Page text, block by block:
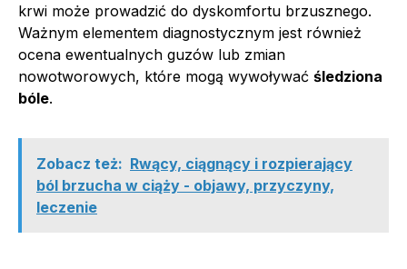
krwi może prowadzić do dyskomfortu brzusznego.
Ważnym elementem diagnostycznym jest również
ocena ewentualnych guzów lub zmian
nowotworowych, które mogą wywoływać śledziona
bóle.
Zobacz też: Rwący, ciągnący i rozpierający
ból brzucha w ciąży - objawy, przyczyny,
leczenie